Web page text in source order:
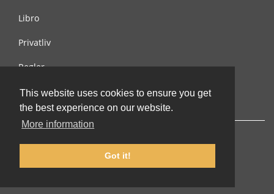
This website uses cookies to ensure you get
the best experience on our website.
More information
Got it!
Libro
Privatliv
Regler
Kontakt os
© 2002-2026 lernu.net |Impressum